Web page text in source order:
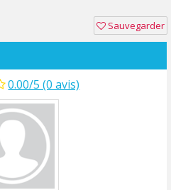
Sauvegarder
0.00/5 (0 avis)